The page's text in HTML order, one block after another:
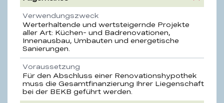
Verwendungszweck
Werterhaltende und wertsteigernde Projekte
aller Art: Küchen- und Badrenovationen,
Innenausbau, Umbauten und energetische
Sanierungen.
Voraussetzung
Für den Abschluss einer Renovationshypothek
muss die Gesamtfinanzierung Ihrer Liegenschaft
bei der BEKB geführt werden.